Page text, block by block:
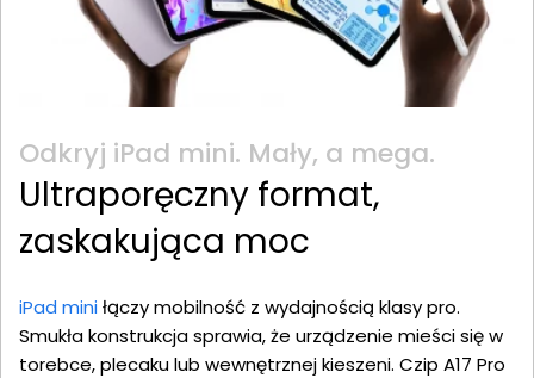
Odkryj iPad mini. Mały, a mega.
Ultraporęczny format,
zaskakująca moc
iPad miniłączy mobilność z wydajnością klasy pro.
Smukła konstrukcja sprawia, że urządzenie mieści się w
torebce, plecaku lub wewnętrznej kieszeni. Czip A17 Pro